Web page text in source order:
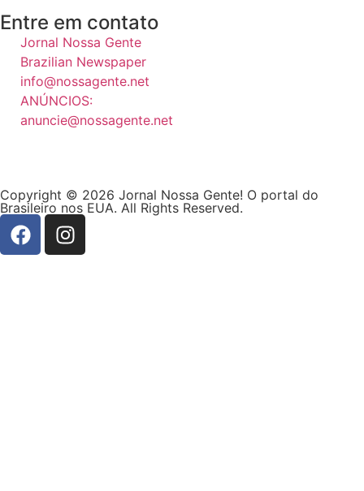
Entre em contato
Jornal Nossa Gente
Brazilian Newspaper
info@nossagente.net
ANÚNCIOS:
anuncie@nossagente.net
Copyright © 2026 Jornal Nossa Gente! O portal do
Brasileiro nos EUA. All Rights Reserved.